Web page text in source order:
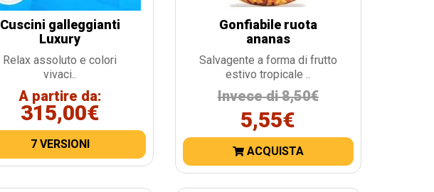
Cuscini galleggianti
Luxury
Relax assoluto e colori
vivaci..
A partire da:
315,00€
7 VERSIONI
Gonfiabile ruota
ananas
Salvagente a forma di frutto
estivo tropicale ..
Invece di 8,50€
5,55€
ACQUISTA